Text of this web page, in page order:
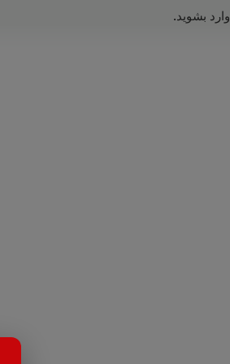
وارد بشوید .